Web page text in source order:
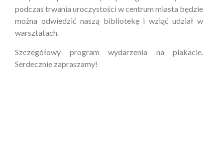
podczas trwania uroczystości w centrum miasta będzie
można odwiedzić naszą bibliotekę i wziąć udział w
warsztatach.
Szczegółowy program wydarzenia na plakacie.
Serdecznie zapraszamy!